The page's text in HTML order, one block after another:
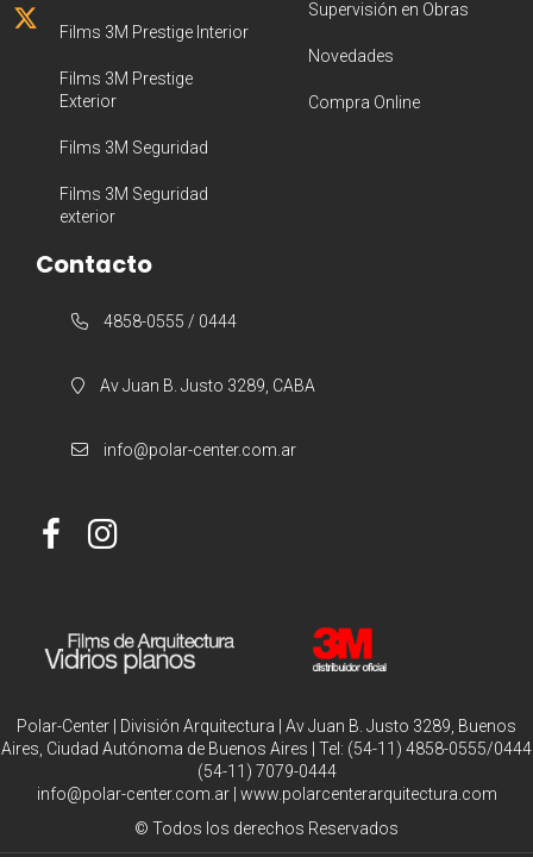
Films 3M Prestige Interior
Films 3M Prestige
Exterior
Films 3M Seguridad
Films 3M Seguridad
exterior
Supervisión en Obras
Novedades
Compra Online
Contacto
4858-0555 / 0444
Av Juan B. Justo 3289, CABA
info@polar-center.com.ar
Polar-Center | División Arquitectura | Av Juan B. Justo 3289, Buenos
Aires, Ciudad Autónoma de Buenos Aires | Tel: (54-11) 4858-0555/0444
(54-11) 7079-0444
info@polar-center.com.ar| www.polarcenterarquitectura.com
© Todos los derechos Reservados